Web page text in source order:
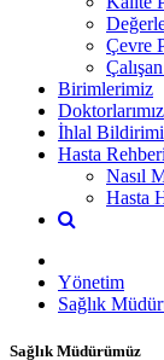
Çevre
Birimlerimiz
Doktorlarımız
İhlal Bildirimi
Hasta Rehberi
Nasıl
Hasta
Yönetim
Sağlık
Sağlık Müdürümüz